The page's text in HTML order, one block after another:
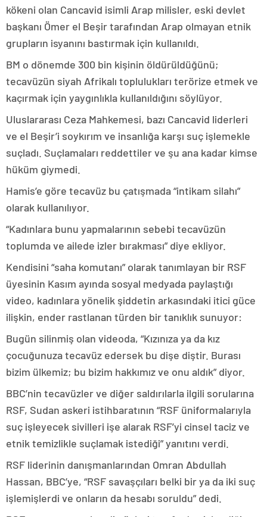
kökeni olan Cancavid isimli Arap milisler, eski devlet
başkanı Ömer el Beşir tarafından Arap olmayan etnik
grupların isyanını bastırmak için kullanıldı.
BM o dönemde 300 bin kişinin öldürüldüğünü;
tecavüzün siyah Afrikalı toplulukları terörize etmek ve
kaçırmak için yaygınlıkla kullanıldığını söylüyor.
Uluslararası Ceza Mahkemesi, bazı Cancavid liderleri
ve el Beşir’i soykırım ve insanlığa karşı suç işlemekle
suçladı. Suçlamaları reddettiler ve şu ana kadar kimse
hüküm giymedi.
Hamis’e göre tecavüz bu çatışmada “intikam silahı”
olarak kullanılıyor.
“Kadınlara bunu yapmalarının sebebi tecavüzün
toplumda ve ailede izler bırakması” diye ekliyor.
Kendisini “saha komutanı” olarak tanımlayan bir RSF
üyesinin Kasım ayında sosyal medyada paylaştığı
video, kadınlara yönelik şiddetin arkasındaki itici güce
ilişkin, ender rastlanan türden bir tanıklık sunuyor:
Bugün silinmiş olan videoda, “Kızınıza ya da kız
çocuğunuza tecavüz edersek bu dişe diştir. Burası
bizim ülkemiz; bu bizim hakkımız ve onu aldık” diyor.
BBC’nin tecavüzler ve diğer saldırılarla ilgili sorularına
RSF, Sudan askeri istihbaratının “RSF üniformalarıyla
suç işleyecek sivilleri işe alarak RSF’yi cinsel taciz ve
etnik temizlikle suçlamak istediği” yanıtını verdi.
RSF liderinin danışmanlarından Omran Abdullah
Hassan, BBC’ye, “RSF savaşçıları belki bir ya da iki suç
işlemişlerdi ve onların da hesabı soruldu” dedi.